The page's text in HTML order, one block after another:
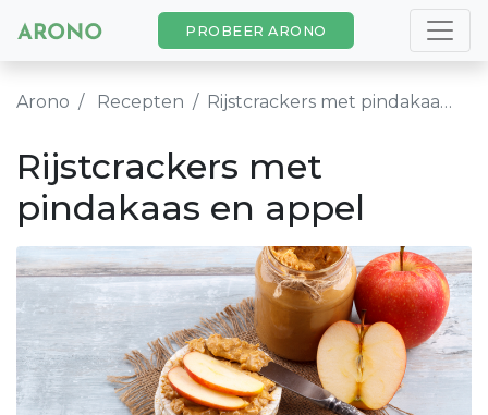
PROBEER ARONO
Arono Recepten Rijstcrackers met pindakaas en appel
Rijstcrackers met
pindakaas en appel